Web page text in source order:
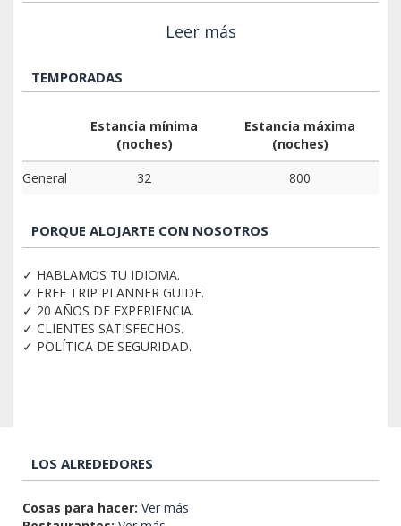
Leer más
TEMPORADAS
Estancia mínima
(noches)
Estancia máxima
(noches)
General
32 800
PORQUE ALOJARTE CON NOSOTROS
✓ HABLAMOS TU IDIOMA.
✓ FREE TRIP PLANNER GUIDE.
✓ 20 AÑOS DE EXPERIENCIA.
✓ CLIENTES SATISFECHOS.
✓ POLÍTICA DE SEGURIDAD.
LOS ALREDEDORES
Cosas para hacer: Ver más